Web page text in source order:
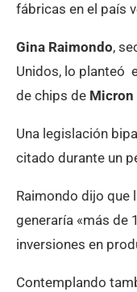
fábricas en el país
Gina Raimondo,
Unidos, lo planteó
de chips de Micron
Una legislación
citado durante un
Raimondo dijo que
generaría «más de
inversiones en
Contemplando